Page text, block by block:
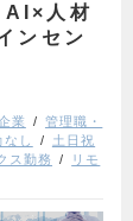
AI×人材
ンセン
業
管理職・
なし
土日祝
ス勤務
リモ